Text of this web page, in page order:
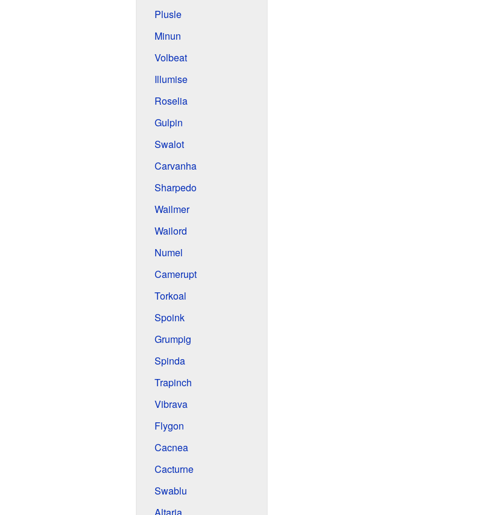
Plusle
Minun
Volbeat
Illumise
Roselia
Gulpin
Swalot
Carvanha
Sharpedo
Wailmer
Wailord
Numel
Camerupt
Torkoal
Spoink
Grumpig
Spinda
Trapinch
Vibrava
Flygon
Cacnea
Cacturne
Swablu